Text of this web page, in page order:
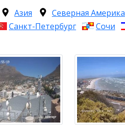
Азия
Северная Америка
Санкт-Петербург Сочи